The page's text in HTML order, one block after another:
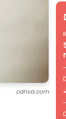
canva.com